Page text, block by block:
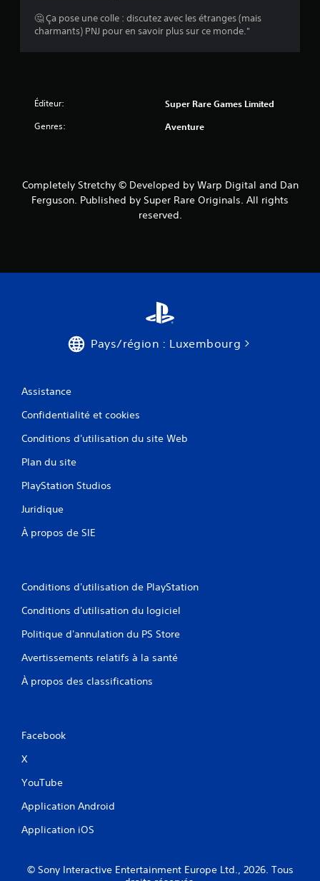
🤔 Ça pose une colle : discutez avec les étranges (mais
charmants) PNJ pour en savoir plus sur ce monde."
Éditeur: Super Rare Games Limited
Genres: Aventure
Completely Stretchy © Developed by Warp Digital and Dan
Ferguson. Published by Super Rare Originals. All rights
reserved.
Pays/région : Luxembourg
Assistance
Confidentialité et cookies
Conditions d'utilisation du site Web
Plan du site
PlayStation Studios
Juridique
À propos de SIE
Conditions d'utilisation de PlayStation
Conditions d'utilisation du logiciel
Politique d'annulation du PS Store
Avertissements relatifs à la santé
À propos des classifications
Facebook
X
YouTube
Application Android
Application iOS
© Sony Interactive Entertainment Europe Ltd., 2026. Tous